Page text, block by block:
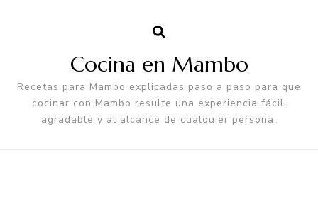
Cocina en Mambo
Recetas para Mambo explicadas paso a paso para que
cocinar con Mambo resulte una experiencia fácil,
agradable y al alcance de cualquier persona.